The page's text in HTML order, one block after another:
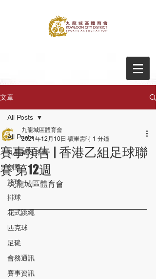
文章
All Posts
九龍城足球會
劍擊
籃球
排球
花式跳繩
匹克球
足毽
會務通訊
賽事資訊
All Posts
賽事預告 | 香港乙組足球聯
賽 第12週
九龍城區體育會
2021年12月10日 讀畢需時 1 分鐘
九龍城區體育會